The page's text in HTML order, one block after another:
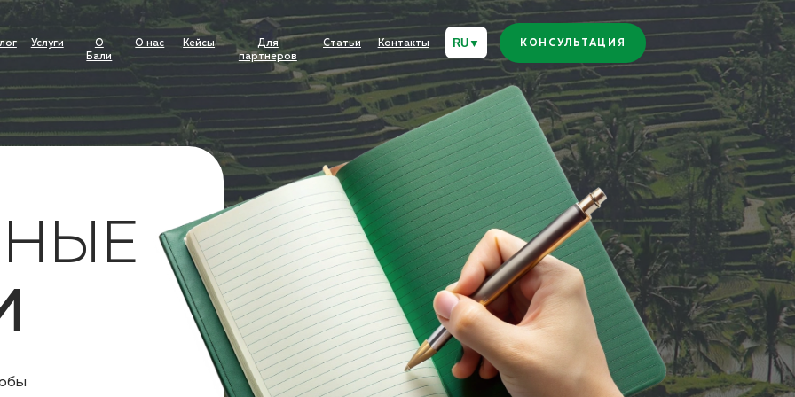
Для
партнеров
Бали
О нас Кейсы Контакты
Статьи КОНСУЛЬТАЦИЯ
RU▼
КОНСУЛЬТАЦИЯ
Услуги
Бали партнеров
Контакты
Статьи